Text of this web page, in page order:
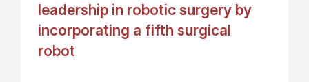
leadership in robotic surgery by
incorporating a fifth surgical
robot